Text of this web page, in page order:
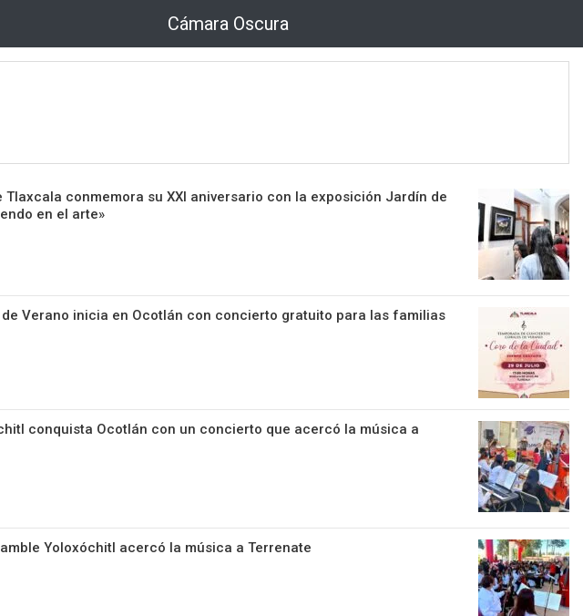
Cámara Oscura
Tlaxcala conmemora su XXI aniversario con la exposición Jardín de
en el arte»
de Verano inicia en Ocotlán con concierto gratuito para las familias
conquista Ocotlán con un concierto que acercó la música a
Yoloxóchitl acercó la música a Terrenate